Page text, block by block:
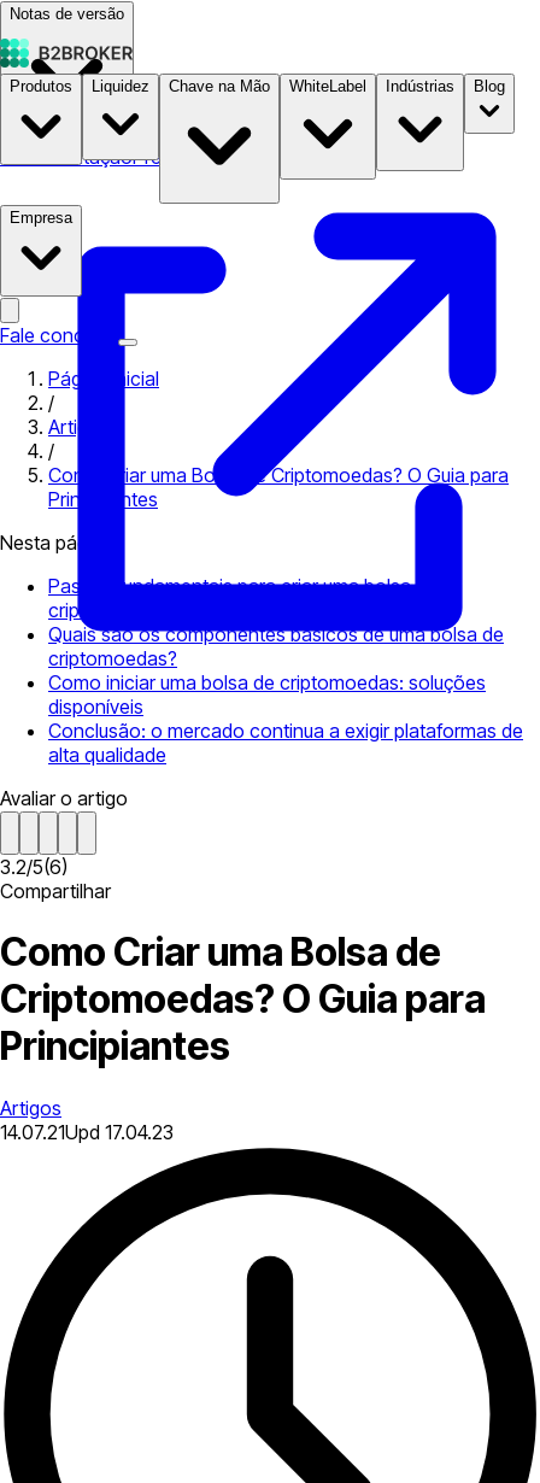
Notas de versão
DocumentaçãoPreços B2STORE
Produtos Liquidez Chave na Mão WhiteLabel Indústrias Blog
Empresa
Fale conosco
Página inicial
/
Artigos
/
Como Criar uma Bolsa de Criptomoedas? O Guia para
Principiantes
Nesta página
Passos fundamentais para criar uma bolsa de
criptomoedas
Quais são os componentes básicos de uma bolsa de
criptomoedas?
Como iniciar uma bolsa de criptomoedas: soluções
disponíveis
Conclusão: o mercado continua a exigir plataformas de
alta qualidade
Avaliar o artigo
3.2/5(6)
Compartilhar
Como Criar uma Bolsa de
Criptomoedas? O Guia para
Principiantes
Artigos
14.07.21Upd 17.04.23